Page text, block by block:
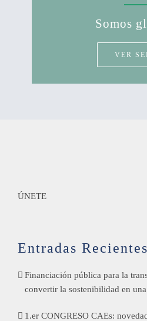
Somos
VER
ÚNETE
Entradas Recientes
Financiación pública para la
convertir la sostenibilidad en
1.er CONGRESO CAEs: